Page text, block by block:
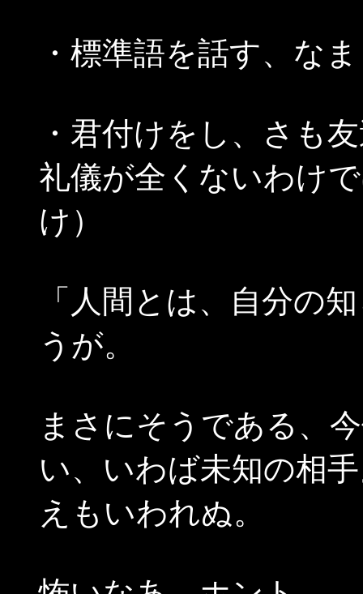
・標準語を話す、な
・君付けをし、さも
礼儀が全くないわけ
け）
「人間とは、自分の
うが。
まさにそうである、
い、いわば未知の相
えもいわれぬ。